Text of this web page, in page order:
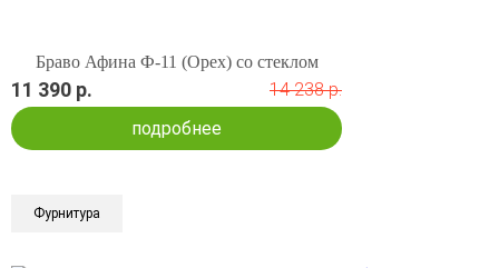
Браво Афина Ф-11 (Орех) со стеклом
11 390 р.
14 238 р.
подробнее
Фурнитура